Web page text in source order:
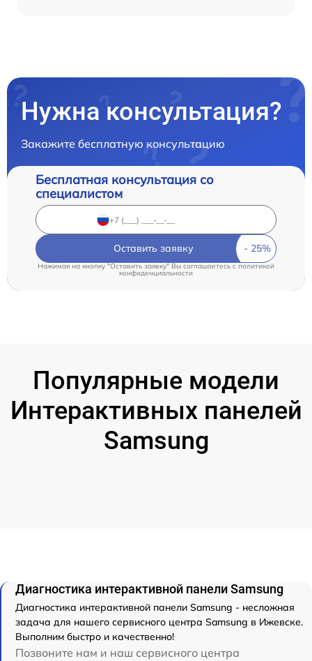
Нужна консультация?
Закажите бесплатную консультацию
Бесплатная консультация со
специалистом
Оставить заявку
Нажимая на кнопку "Оставить заявку" Вы соглашаетесь c политикой
конфиденциальности
Популярные модели
Интерактивных панелей
Samsung
Диагностика интерактивной панели Samsung
Диагностика интерактивной панели Samsung - несложная
задача для нашего сервисного центра Samsung в Ижевске.
Выполним быстро и качественно!
Позвоните нам и наш сервисного центра